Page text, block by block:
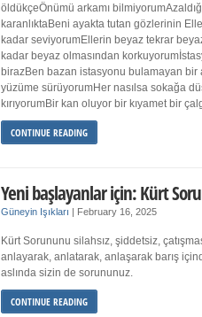
öldükçeÖnümü arkamı
karanlıktaBeni ayakta tutan gözlerinin
kadar seviyorumEllerin beyaz tekrar
kadar beyaz olmasından
birazBen bazan istasyonu bulamayan bir
yüzüme sürüyorumHer nasılsa sokağa
kırıyorumBir kan oluyor bir kıyamet bir
CONTINUE READING
Yeni başlayanlar için: Kürt
Güneyin Işıkları February 16, 2025
Kürt Sorununu silahsız, şiddetsiz,
anlayarak, anlatarak, anlaşarak barış
aslında sizin de sorununuz.
CONTINUE READING